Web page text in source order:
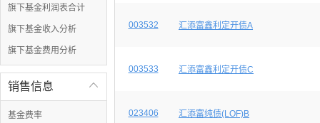
旗下基金利润表合计
旗下基金收入分析
旗下基金费用分析

销售信息
基金费率
003532 汇添富鑫利定开债A
003533 汇添富鑫利定开债C
023406 汇添富纯债(LOF)B